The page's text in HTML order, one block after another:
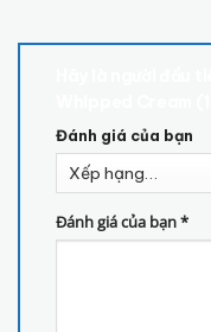
Đánh giá của bạn
Đánh giá của bạn*